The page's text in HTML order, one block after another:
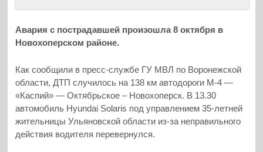
Авария с пострадавшей произошла 8 октября в
Новохоперском районе.
Как сообщили в пресс-службе ГУ МВЛ по Воронежской
области, ДТП случилось на 138 км автодороги М-4 —
«Каспий» — Октябрьское – Новохоперск. В 13.30
автомобиль Hyundai Solaris под управлением 35-летней
жительницы Ульяновской области из-за неправильного
действия водителя перевернулся.